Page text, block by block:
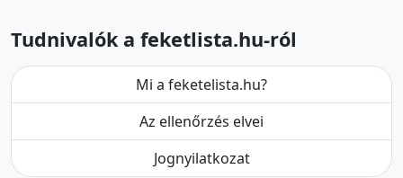
Tudnivalók a feketlista.hu-ról
Mi a feketelista.hu?
Az ellenőrzés elvei
Jognyilatkozat